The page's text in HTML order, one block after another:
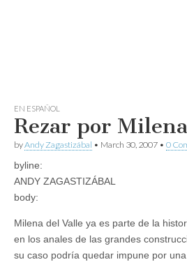
EN ESPAÑOL
Rezar por Milena
byAndy Zagastizábal • March 30, 2007 • 0
byline:
ANDY ZAGASTIZÁBAL
body:
Milena del Valle ya es parte de la
en los anales de las grandes
su caso podría quedar impune por